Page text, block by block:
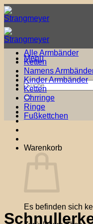
Zum
Inhalt
springen
Menü
Suche
nach:
Warenkorb
Es befinden sich
Alle Armbänder
Ketten
Namens
Kinder Armbänder
Ketten
Ohrringe
Ringe
Fußkettchen